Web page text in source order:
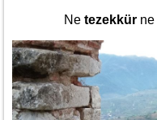
Ne tezekkür ne